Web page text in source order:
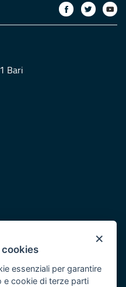
Bari
×
cookies
essenziali per garantire
e cookie di terze parti